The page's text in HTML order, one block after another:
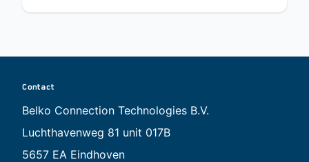
Contact
Belko Connection Technologies B.V.
Luchthavenweg 81 unit 017B
5657 EA Eindhoven